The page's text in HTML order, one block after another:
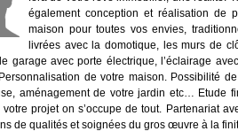
également conception et réalisation de
maison pour toutes vos envies,
livrées avec la domotique, les murs de
garage avec porte électrique, l’éclairage
de votre maison. Possibilité
aménagement de votre jardin etc… Etude
projet on s’occupe de tout. Partenariat
de qualités et soignées du gros œuvre à la